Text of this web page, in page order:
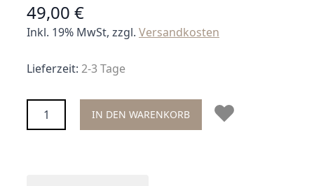
49,00 €
Inkl. 19% MwSt, zzgl. Versandkosten
Lieferzeit: 2-3 Tage
Menge IN DEN WARENKORB